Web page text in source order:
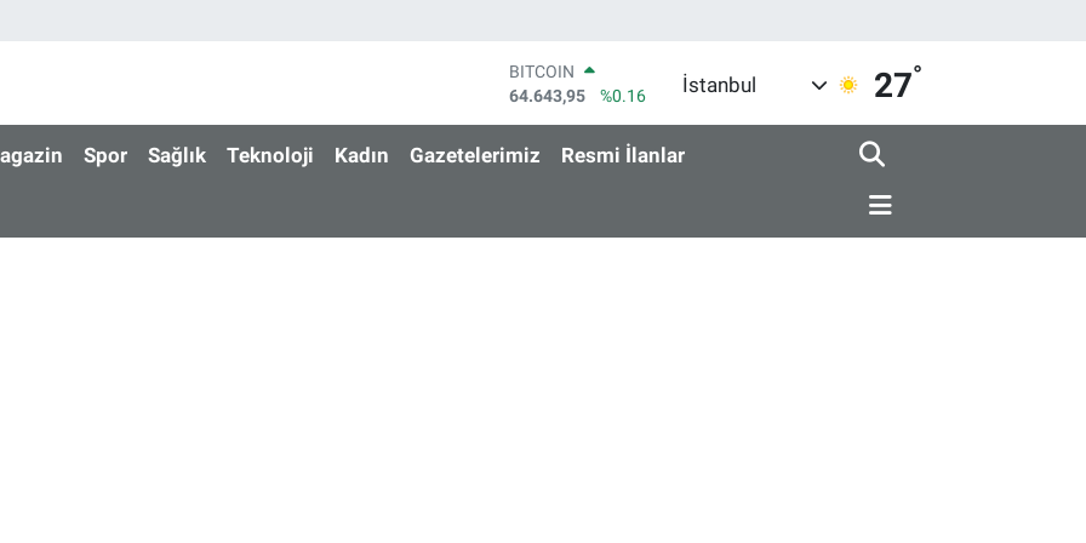
BITCOIN
64.643,95
%0.16
%0.06
EURO
64,2398
%0.2
İstanbul 27°
Spor Sağlık Teknoloji Kadın Gazetelerimiz Resmi İlanlar